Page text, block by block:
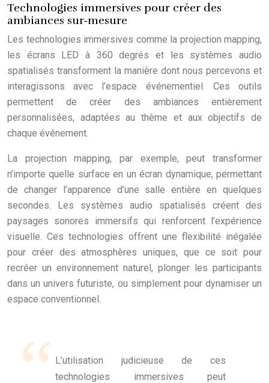
Technologies immersives pour créer des
ambiances sur-mesure
Les technologies immersives comme la projection mapping,
les écrans LED à 360 degrés et les systèmes audio
spatialisés transforment la manière dont nous percevons et
interagissons avec l’espace événementiel. Ces outils
permettent de créer des ambiances entièrement
personnalisées, adaptées au thème et aux objectifs de
chaque événement.
La projection mapping, par exemple, peut transformer
n’importe quelle surface en un écran dynamique, permettant
de changer l’apparence d’une salle entière en quelques
secondes. Les systèmes audio spatialisés créent des
paysages sonores immersifs qui renforcent l’expérience
visuelle. Ces technologies offrent une flexibilité inégalée
pour créer des atmosphères uniques, que ce soit pour
recréer un environnement naturel, plonger les participants
dans un univers futuriste, ou simplement pour dynamiser un
espace conventionnel.
L’utilisation judicieuse de ces
technologies immersives peut